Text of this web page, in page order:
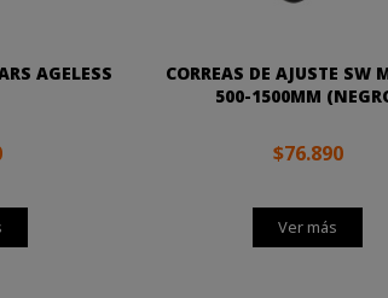
AGELESS
CORREAS DE AJUSTE SW
500-1500MM
$76.890
Ver más